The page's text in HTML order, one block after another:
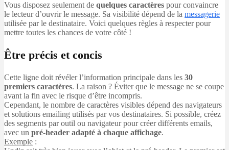
Vous disposez seulement de quelques caractères pour convaincre
le lecteur d’ouvrir le message. Sa visibilité dépend de la messagerie
utilisée par le destinataire. Voici quelques règles à respecter pour
mettre toutes les chances de votre côté !
Être précis et concis
Cette ligne doit révéler l’information principale dans les 30
premiers caractères. La raison ? Éviter que le message ne se coupe
avant la fin avec le risque d’être incompris.
Cependant, le nombre de caractères visibles dépend des navigateurs
et solutions emailing utilisés par vos destinataires. Si possible, créez
des segments par outil ou navigateur pour créer différents emails,
avec un pré-header adapté à chaque affichage.
Exemple :